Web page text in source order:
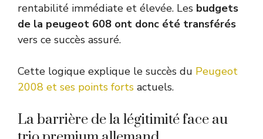
rentabilité immédiate et élevée. Les budgets
de la peugeot 608 ont donc été transférés
vers ce succès assuré.
Cette logique explique le succès du Peugeot
2008 et ses points forts actuels.
La barrière de la légitimité face au